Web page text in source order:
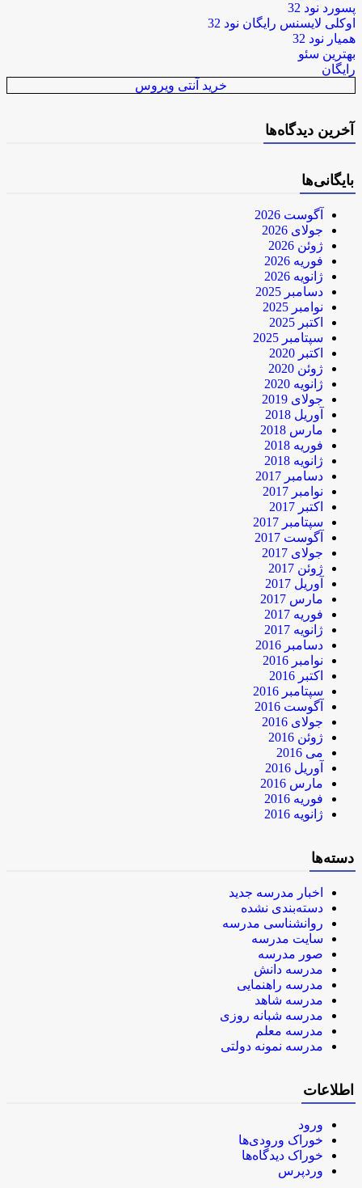
پسورد نود 32
اوکلی لایسنس رایگان نود 32
همیار نود 32
بهترین سئو
رایگان
خرید آنتی ویروس
آخرین دیدگاه‌ها
بایگانی‌ها
آگوست 2026
جولای 2026
ژوئن 2026
فوریه 2026
ژانویه 2026
دسامبر 2025
نوامبر 2025
اکتبر 2025
سپتامبر 2025
اکتبر 2020
ژوئن 2020
ژانویه 2020
جولای 2019
آوریل 2018
مارس 2018
فوریه 2018
ژانویه 2018
دسامبر 2017
نوامبر 2017
اکتبر 2017
سپتامبر 2017
آگوست 2017
جولای 2017
ژوئن 2017
آوریل 2017
مارس 2017
فوریه 2017
ژانویه 2017
دسامبر 2016
نوامبر 2016
اکتبر 2016
سپتامبر 2016
آگوست 2016
جولای 2016
ژوئن 2016
می 2016
آوریل 2016
مارس 2016
فوریه 2016
ژانویه 2016
دسته‌ها
اخبار مدرسه جدید
دسته‌بندی نشده
روانشناسی مدرسه
سایت مدرسه
صور مدرسه
مدرسه دانش
مدرسه راهنمایی
مدرسه شاهد
مدرسه شبانه روزی
مدرسه معلم
مدرسه نمونه دولتی
اطلاعات
ورود
خوراک ورودی‌ها
خوراک دیدگاه‌ها
وردپرس